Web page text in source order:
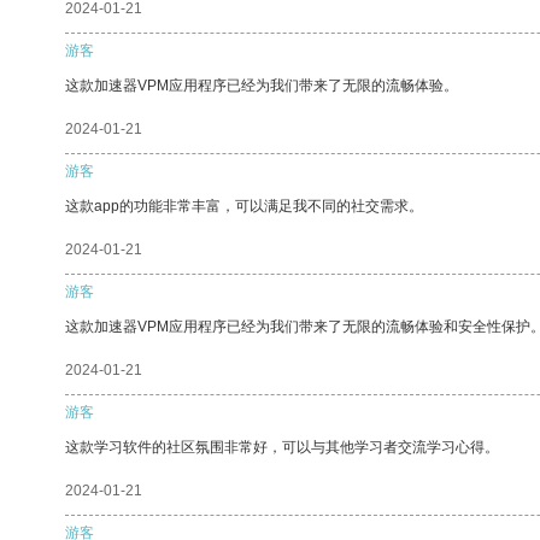
2024-01-21
游客
这款加速器VPM应用程序已经为我们带来了无限的流畅体验。
2024-01-21
游客
这款app的功能非常丰富，可以满足我不同的社交需求。
2024-01-21
游客
这款加速器VPM应用程序已经为我们带来了无限的流畅体验和安全性保护
2024-01-21
游客
这款学习软件的社区氛围非常好，可以与其他学习者交流学习心得。
2024-01-21
游客